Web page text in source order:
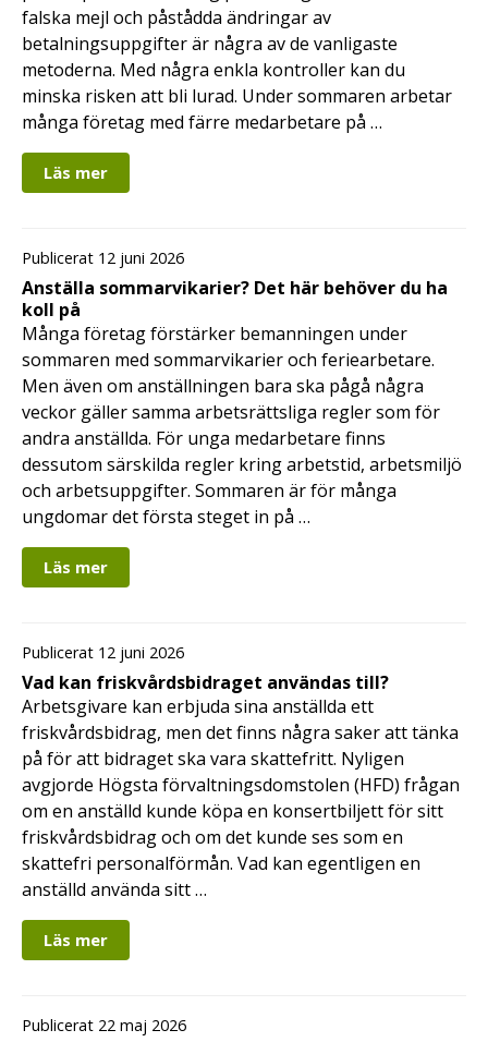
falska mejl och påstådda ändringar av
betalningsuppgifter är några av de vanligaste
metoderna. Med några enkla kontroller kan du
minska risken att bli lurad. Under sommaren arbetar
många företag med färre medarbetare på …
Läs mer
Publicerat 12 juni 2026
Anställa sommarvikarier? Det här behöver du ha
koll på
Många företag förstärker bemanningen under
sommaren med sommarvikarier och feriearbetare.
Men även om anställningen bara ska pågå några
veckor gäller samma arbetsrättsliga regler som för
andra anställda. För unga medarbetare finns
dessutom särskilda regler kring arbetstid, arbetsmiljö
och arbetsuppgifter. Sommaren är för många
ungdomar det första steget in på …
Läs mer
Publicerat 12 juni 2026
Vad kan friskvårdsbidraget användas till?
Arbetsgivare kan erbjuda sina anställda ett
friskvårdsbidrag, men det finns några saker att tänka
på för att bidraget ska vara skattefritt. Nyligen
avgjorde Högsta förvaltningsdomstolen (HFD) frågan
om en anställd kunde köpa en konsertbiljett för sitt
friskvårdsbidrag och om det kunde ses som en
skattefri personalförmån. Vad kan egentligen en
anställd använda sitt …
Läs mer
Publicerat 22 maj 2026